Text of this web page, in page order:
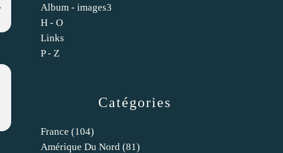
Catégories
France (104)
Amérique Du Nord (81)
Album - images3
H - O
Links
P - Z